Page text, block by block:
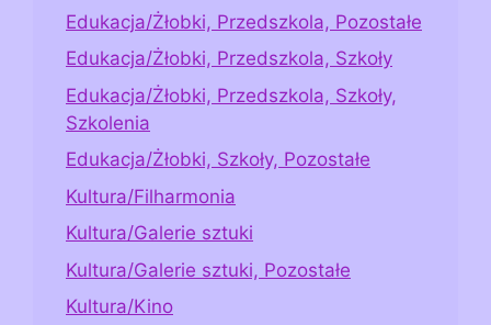
Edukacja/Żłobki, Przedszkola, Pozostałe
Edukacja/Żłobki, Przedszkola, Szkoły
Edukacja/Żłobki, Przedszkola, Szkoły,
Szkolenia
Edukacja/Żłobki, Szkoły, Pozostałe
Kultura/Filharmonia
Kultura/Galerie sztuki
Kultura/Galerie sztuki, Pozostałe
Kultura/Kino